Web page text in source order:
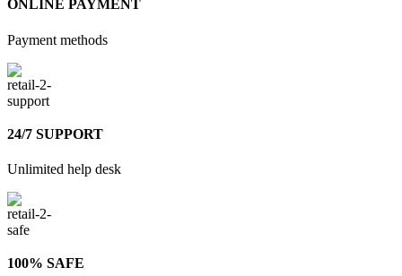
ONLINE PAYMENT
Payment methods
24/7 SUPPORT
Unlimited help desk
100% SAFE